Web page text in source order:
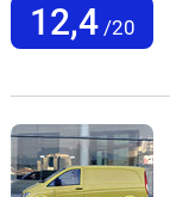
12,4/20